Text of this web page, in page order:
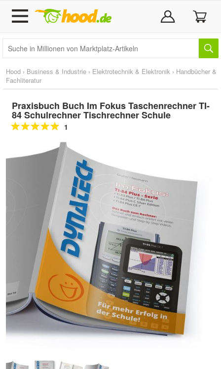
Hood › Business & Industrie › Elektrotechnik & Elektronik › Handbücher &
Fachliteratur
Praxisbuch Buch Im Fokus Taschenrechner TI-
84 Schulrechner Tischrechner Schule
1